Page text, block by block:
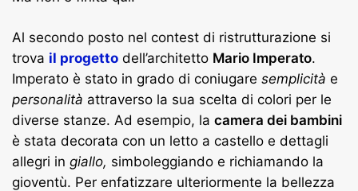
Al secondo posto nel contest di ristrutturazione si
trova il progetto dell’architetto Mario Imperato.
Imperato è stato in grado di coniugare semplicità e
personalità attraverso la sua scelta di colori per le
diverse stanze. Ad esempio, la camera dei bambini
è stata decorata con un letto a castello e dettagli
allegri in giallo, simboleggiando e richiamando la
gioventù. Per enfatizzare ulteriormente la bellezza